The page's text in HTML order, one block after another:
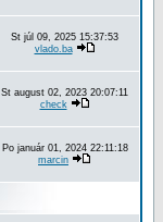
St júl 09, 2025 15:37:53
vlado.ba
St august 02, 2023 20:07:11
check
Po január 01, 2024 22:11:18
marcin